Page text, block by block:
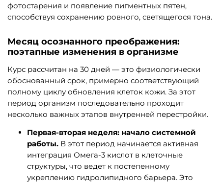
фотостарения и появление пигментных пятен,
способствуя сохранению ровного, светящегося тона.
Месяц осознанного преображения:
поэтапные изменения в организме
Курс рассчитан на 30 дней — это физиологически
обоснованный срок, примерно соответствующий
полному циклу обновления клеток кожи. За этот
период организм последовательно проходит
несколько важных этапов внутренней перестройки.
Первая-вторая неделя: начало системной
работы. В этот период начинается активная
интеграция Омега-3 кислот в клеточные
структуры, что ведет к постепенному
укреплению гидролипидного барьера. Это